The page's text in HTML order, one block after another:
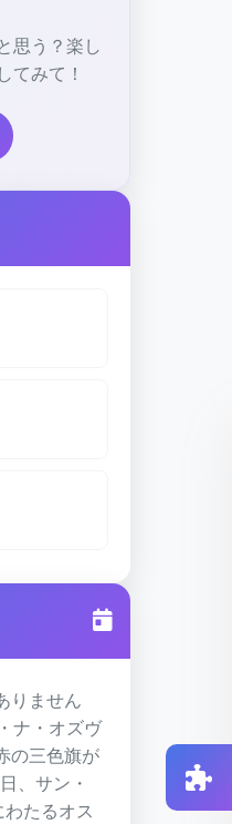
思う？楽し
てみて！
りません
ナ・オズヴ
の三色旗が
、サン・
たるオス